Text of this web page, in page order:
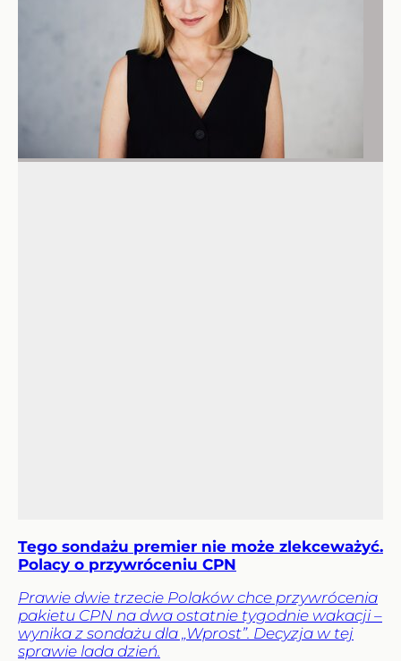
Tego sondażu premier nie może zlekceważyć.
Polacy o przywróceniu CPN
Prawie dwie trzecie Polaków chce przywrócenia
pakietu CPN na dwa ostatnie tygodnie wakacji –
wynika z sondażu dla „Wprost”. Decyzja w tej
sprawie lada dzień.